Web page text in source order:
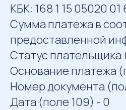
КБК: 168 1 15 05020
Сумма платежа в
предоставленной
Статус плательщика
Основание платежа
Номер документа
Дата (поле 109) - 0